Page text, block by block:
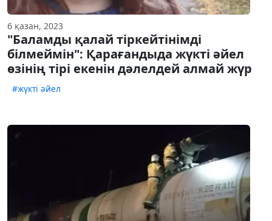
6 қазан, 2023
"Баламды қалай тіркейтінімді
білмеймін": Қарағандыда жүкті әйел
өзінің тірі екенін дәлелдей алмай жүр
#жүкті әйел